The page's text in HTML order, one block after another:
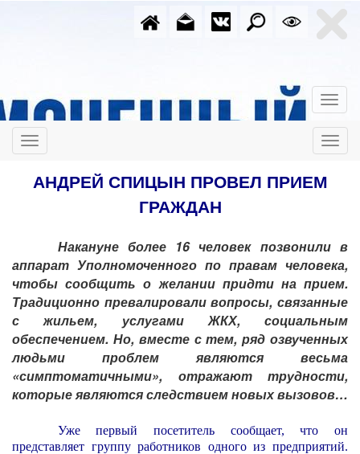
АНДРЕЙ СПИЦЫН ПРОВЕЛ ПРИЕМ
ГРАЖДАН
Накануне более 16 человек позвонили в
аппарат Уполномоченного по правам человека,
чтобы сообщить о желании придти на прием.
Традиционно превалировали вопросы, связанные
с жильем, услугами ЖКХ, социальным
обеспечением. Но, вместе с тем, ряд озвученных
людьми проблем являются весьма
«симптоматичными», отражают трудности,
которые являются следствием новых вызовов…
Уже первый посетитель сообщает, что он
представляет группу работников одного из предприятий.